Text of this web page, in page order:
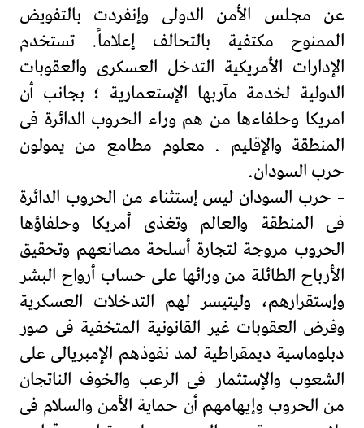
عن مجلس الأمن الدولى وإنفردت بالتفويض
الممنوح مكتفية بالتحالف إعلاماً. تستخدم
الإدارات الأمريكية التدخل العسكرى والعقوبات
الدولية لخدمة مآربها الإستعمارية ؛ بجانب أن
امريكا وحلفاءها من هم وراء الحروب الدائرة فى
المنطقة والإقليم . معلوم مطامع من يمولون
حرب السودان.
– حرب السودان ليس إستثناء من الحروب الدائرة
فى المنطقة والعالم وتغذى أمريكا وحلفاؤها
الحروب مروجة لتجارة أسلحة مصانعهم وتحقيق
الأرباح الطائلة من ورائها على حساب أرواح البشر
وإستقرارهم، وليتيسر لهم التدخلات العسكرية
وفرض العقوبات غير القانونية المتخفية فى صور
دبلوماسية ديمقراطية لمد نفوذهم الإمبريالى على
الشعوب والإستثمار فى الرعب والخوف الناتجان
من الحروب وإيهامهم أن حماية الأمن والسلام فى